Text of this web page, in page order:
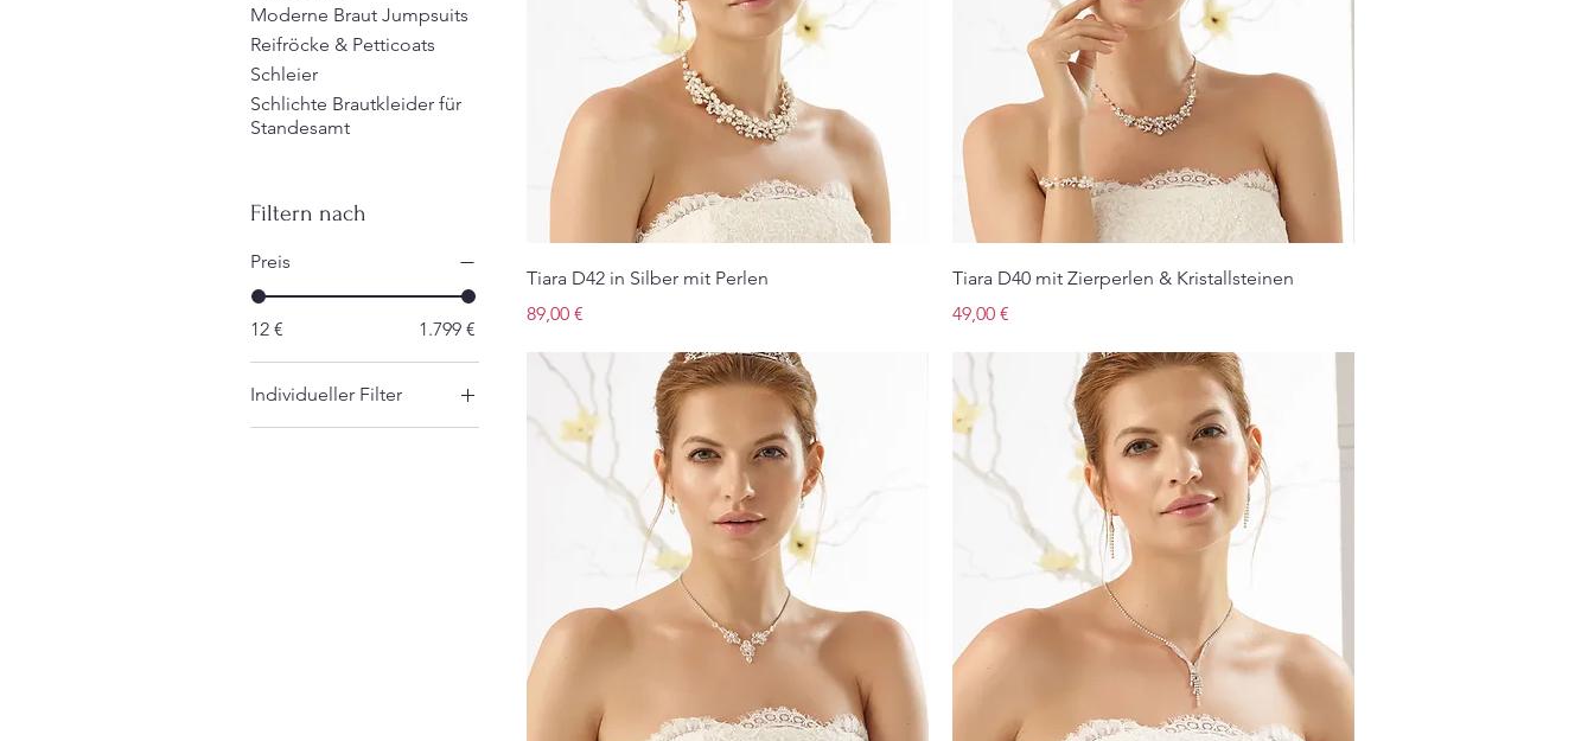
Moderne Braut Jumpsuits
Reifröcke & Petticoats
Schleier
Schlichte Brautkleider für
Standesamt
Filtern nach
Preis
12 € 1.799 €
Individueller Filter
Moderne Braut
Tiara D42 in Silber mit Perlen
Preis
89,00 €
Tiara D40 mit Zierperlen & Kristallsteinen
Preis
49,00 €